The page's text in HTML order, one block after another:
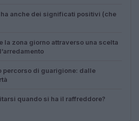
anche dei significati positivi (che
la zona giorno attraverso una scelta
percorso di guarigione: dalle
quando si ha il raffreddore?